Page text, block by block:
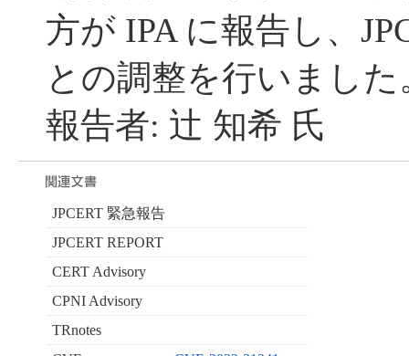
方が IPA に報告し、
との調整を行いました
報告者: 辻 知希 氏
JPCERT 緊急報告
JPCERT REPORT
CERT Advisory
CPNI Advisory
TRnotes